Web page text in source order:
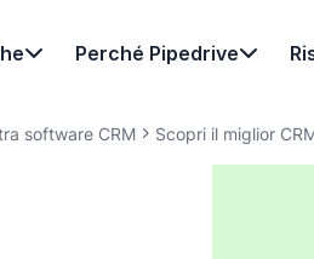
Perché Pipedrive
software CRM Scopri il miglior